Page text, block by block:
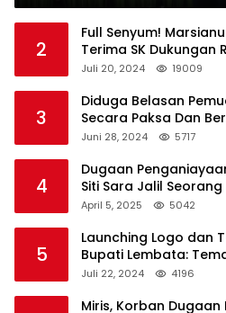
2
Full Senyum!
Terima SK Dukungan
Lembata
Juli 20, 2024 19009
3
Diduga Belasan
Secara Paksa Dan
Bawah Umur
Juni 28, 2024 5717
4
Dugaan
Siti Sara Jalil
Melapor ke Polisi
April 5, 2025 5042
5
Launching Logo dan
Bupati Lembata:
Refleksi Semalam
Juli 22, 2024 4196
Miris, Korban